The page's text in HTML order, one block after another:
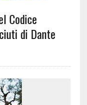
Codice
di Dante